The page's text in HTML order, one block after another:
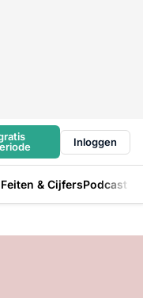
Inloggen
Feiten & CijfersPodcast